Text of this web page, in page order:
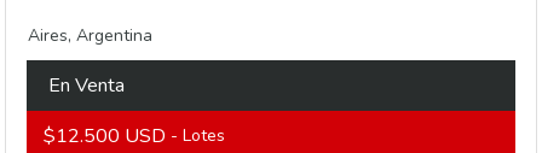
Aires, Argentina
En Venta
$12.500 USD - Lotes